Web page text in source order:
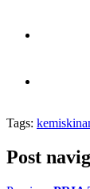
Tags:
Post